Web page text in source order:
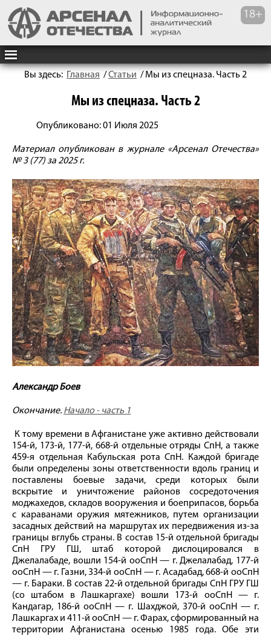
Вы здесь: Главная /Статьи / Мы из спецназа. Часть 2
Мы из спецназа. Часть 2
Опубликовано: 01 Июля 2025
Материал опубликован в журнале «Арсенал Отечества»
№ 3 (77) за 2025 г.
Александр Боев
Окончание. Начало - часть 1
К тому времени в Афганистане уже активно действовали
154‑й, 173‑й, 177‑й, 668‑й отдельные отряды СпН, а также
459‑я отдельная Кабульская рота СпН. Каждой бригаде
были определены зоны ответственности вдоль границ и
поставлены боевые задачи, среди которых были
вскрытие и уничтожение районов сосредоточения
моджахедов, складов вооружения и боеприпасов, борьба
с караванами оружия мятежников, путем организации
засадных действий на маршрутах их передвижения из-за
границы вглубь страны. В состав 15‑й отдельной бригады
СпН ГРУ ГШ, штаб которой дислоцировался в
Джелалабаде, вошли 154‑й ооСпН — г. Джелалабад, 177‑й
ооСпН — г. Газни, 334‑й ооСпН — г. Асадабад, 668‑й ооСпН
— г. Бараки. В состав 22‑й отдельной бригады СпН ГРУ ГШ
(со штабом в Лашкаргахе) вошли 173‑й ооСпН — г.
Кандагар, 186‑й ооСпН — г. Шахджой, 370‑й ооСпН — г.
Лашкаргах и 411‑й ооСпН — г. Фарах, сформированный на
территории Афганистана осенью 1985 года. Обе эти